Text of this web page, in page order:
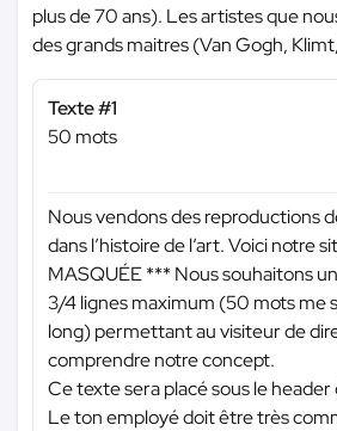
plus de 70 ans). Les artistes que
des grands maitres (Van Gogh,
Texte #1
50 mots
Nous vendons des reproductions
dans l’histoire de l’art. Voici notre
MASQUÉE *** Nous souhaitons
3/4 lignes maximum (50 mots me
long) permettant au visiteur de
comprendre notre concept.
Ce texte sera placé sous le header
Le ton employé doit être très